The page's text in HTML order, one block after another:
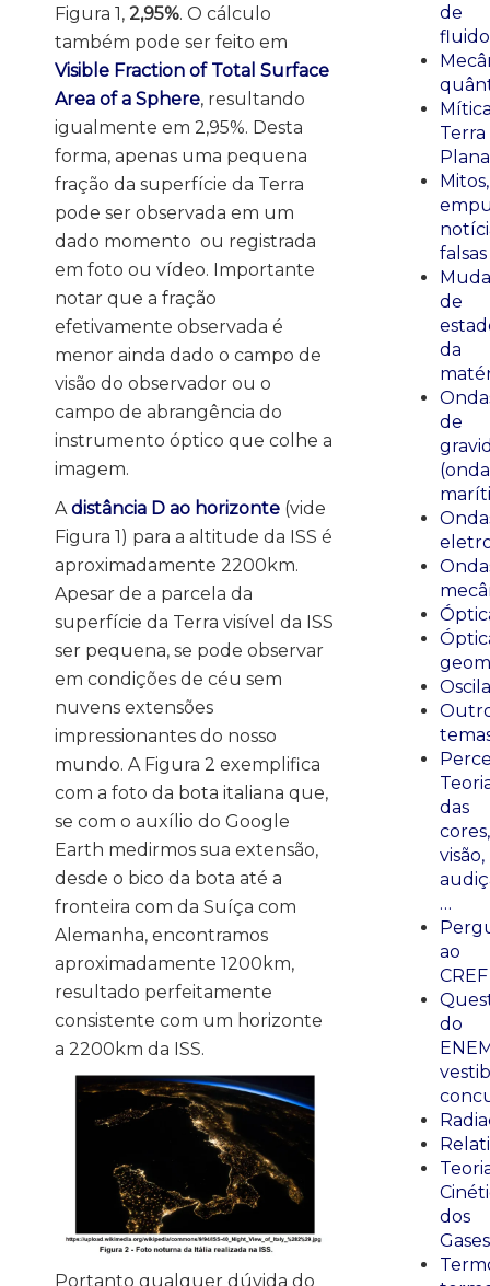
Figura 1, 2,95%. O cálculo
também pode ser feito em
Visible Fraction of Total Surface
Area of a Sphere, resultando
igualmente em 2,95%. Desta
forma, apenas uma pequena
fração da superfície da Terra
pode ser observada em um
dado momento ou registrada
em foto ou vídeo. Importante
notar que a fração
efetivamente observada é
menor ainda dado o campo de
visão do observador ou o
campo de abrangência do
instrumento óptico que colhe a
imagem.
A distância D ao horizonte (vide
Figura 1) para a altitude da ISS é
aproximadamente 2200km.
Apesar de a parcela da
superfície da Terra visível da ISS
ser pequena, se pode observar
em condições de céu sem
nuvens extensões
impressionantes do nosso
mundo. A Figura 2 exemplifica
com a foto da bota italiana que,
se com o auxílio do Google
Earth medirmos sua extensão,
desde o bico da bota até a
fronteira com da Suíça com
Alemanha, encontramos
aproximadamente 1200km,
resultado perfeitamente
consistente com um horizonte
a 2200km da ISS.
Portanto qualquer dúvida do
de
Terra
Plana
Mitos,
falsas
de
da
de
das
cores,
visão,
…
ao
CREF
do
dos
Gases